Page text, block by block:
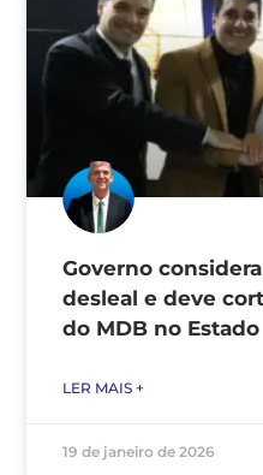
Governo
desleal e deve
do MDB no Estado
LER MAIS +
19 de janeiro de 2026